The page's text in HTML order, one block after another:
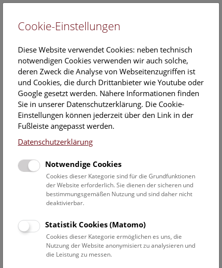
EN
NHM erforschen
Herausgeber*innen:Andrea Krapf, Andreas Kroh und
Julia Landsiedl
88 Seiten, Softcover
€ 9,90 ( zuzüglich Porto)
Erhältlich vor Ort im Museumsshopdes NHM Wien, im
Buchhandel oder per Direktbestellung per E-Mail
Kurzbeschreibung:
Ein Eckpfeiler unseres Museums ist die Forschung.
Triebfeder für das Erforschen ist Neugierde –
Cookie-Einstellungen
Diese Website verwendet Cookies: neben technisch
notwendigen Cookies verwenden wir auch solche,
deren Zweck die Analyse von Webseitenzugriffen ist
und Cookies, die durch Drittanbieter wie Youtube oder
Google gesetzt werden. Nähere Informationen finden
Sie in unserer Datenschutzerklärung. Die Cookie-
Einstellungen können jederzeit über den Link in der
Fußleiste angepasst werden.
Datenschutzerklärung
Notwendige Cookies
Cookies dieser Kategorie sind für die Grundfunktionen
der Website erforderlich. Sie dienen der sicheren und
bestimmungsgemäßen Nutzung und sind daher nicht
deaktivierbar.
Statistik Cookies (Matomo)
Cookies dieser Kategorie ermöglichen es uns, die
Nutzung der Website anonymisiert zu analysieren und
die Leistung zu messen.